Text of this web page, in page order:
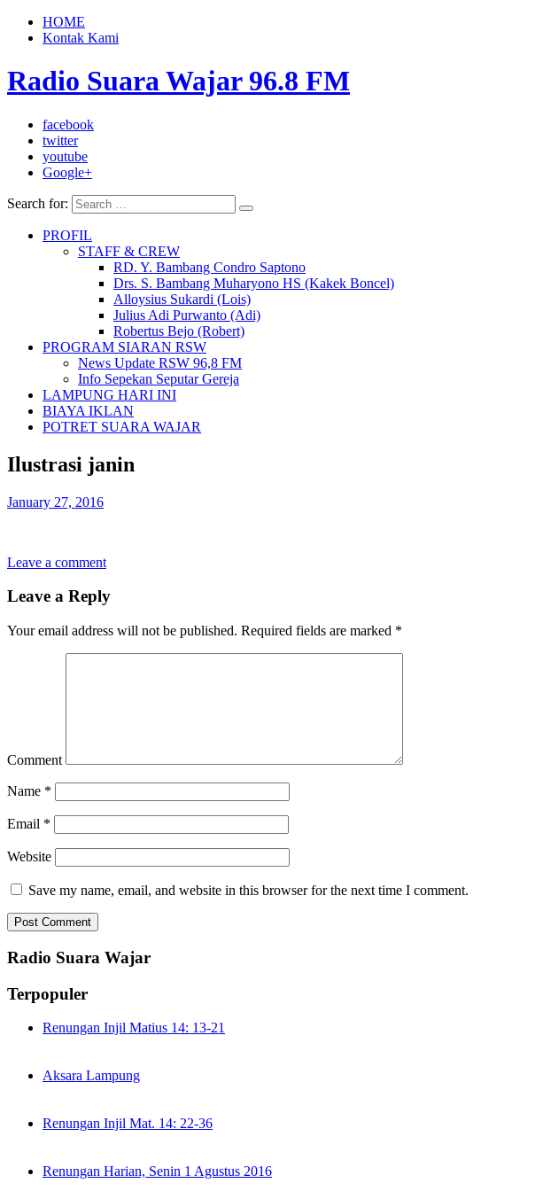
HOME
Kontak Kami
Radio Suara Wajar 96.8 FM
facebook
twitter
youtube
Google+
Search for:
PROFIL
STAFF & CREW
RD. Y. Bambang Condro Saptono
Drs. S. Bambang Muharyono HS (Kakek Boncel)
Alloysius Sukardi (Lois)
Julius Adi Purwanto (Adi)
Robertus Bejo (Robert)
PROGRAM SIARAN RSW
News Update RSW 96,8 FM
Info Sepekan Seputar Gereja
LAMPUNG HARI INI
BIAYA IKLAN
POTRET SUARA WAJAR
Ilustrasi janin
January 27, 2016
Leave a comment
Leave a Reply
Your email address will not be published. Required fields are marked *
Comment
Name *
Email *
Website
Save my name, email, and website in this browser for the next time I comment.
Radio Suara Wajar
Terpopuler
Renungan Injil Matius 14: 13-21
Aksara Lampung
Renungan Injil Mat. 14: 22-36
Renungan Harian, Senin 1 Agustus 2016